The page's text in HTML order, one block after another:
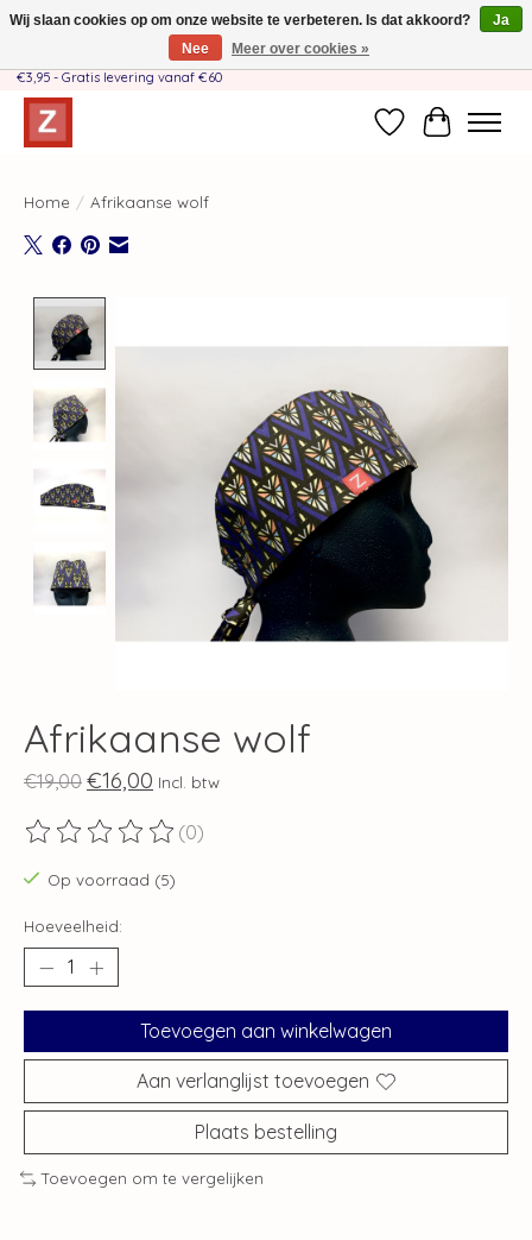
Handgemaakt door moeder-dochterteam❤️ - Verzendkosten BE & NL SLECHTS
€3,95 - Gratis levering vanaf €60
Verlanglijst
Home / Afrikaanse wolf
Afrikaanse wolf
€19,00 €16,00 Incl. btw
De beoordeling van dit product is
(0)
Op voorraad (5)
Hoeveelheid:
Toevoegen aan winkelwagen
Aan verlanglijst toevoegen
Plaats bestelling
Toevoegen om te vergelijken
Wij slaan cookies op om onze website te verbeteren. Is dat akkoord?
Ja
Nee
Meer over cookies »